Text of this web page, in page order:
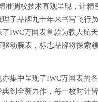
准调校技术直观呈现，让精
理了品牌九十年来书写飞行
了IWC万国表首款为载人航
驱动腕表，标志品牌将探索
亦集中呈现了IWC万国表的
到全新力作，每一枚时计